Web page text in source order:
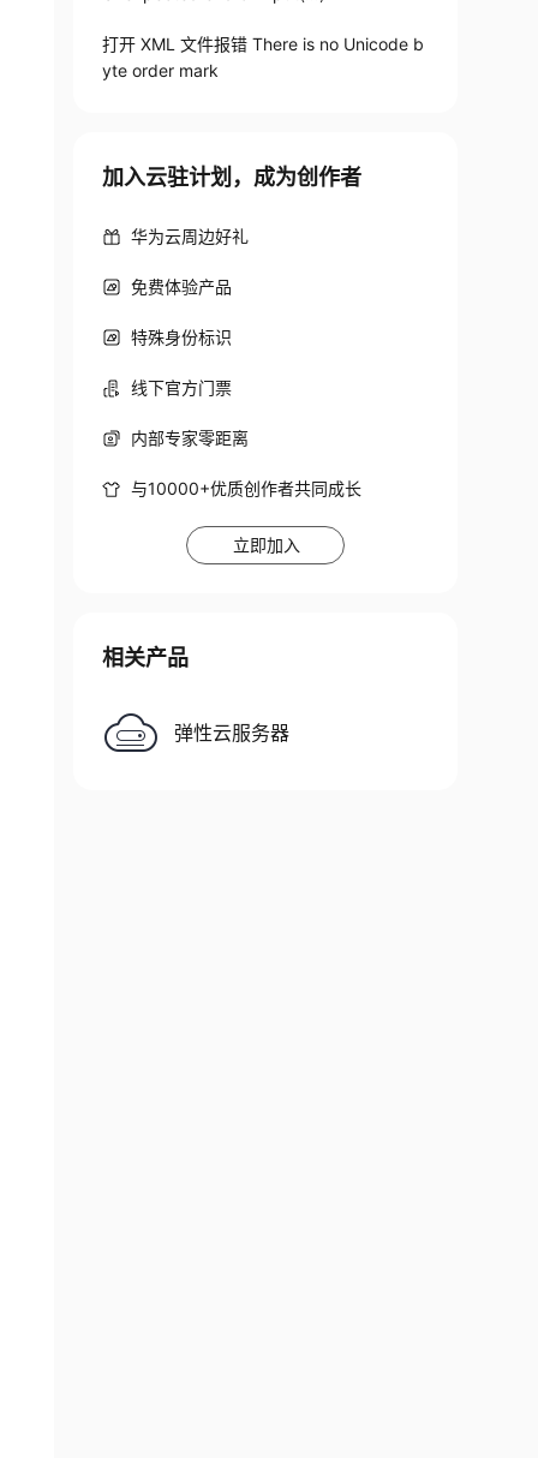
打开 XML 文件报错 There is no Unicode b
yte order mark
加入云驻计划，成为创作者
华为云周边好礼
免费体验产品
特殊身份标识
线下官方门票
内部专家零距离
与10000+优质创作者共同成长
立即加入
相关产品
弹性云服务器